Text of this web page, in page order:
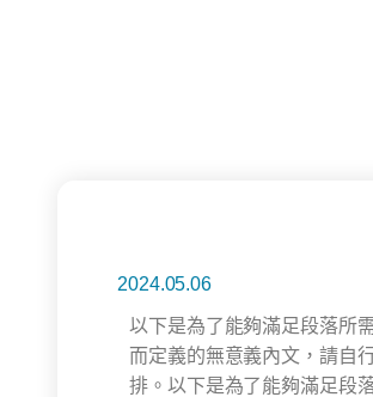
2024.05.06
以下是為了能夠滿足段落所
而定義的無意義內文，請自
排。 以下是為了能夠滿足段